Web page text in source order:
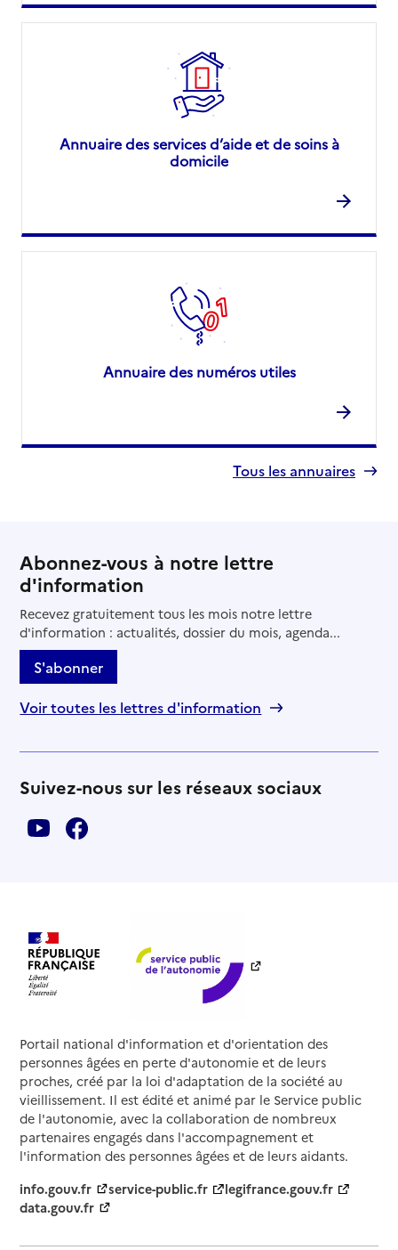
Annuaire des services d’aide et de soins à
domicile
Annuaire des numéros utiles
Tous les annuaires
Abonnez-vous à notre lettre
d'information
Recevez gratuitement tous les mois notre lettre
d'information : actualités, dossier du mois, agenda...
S'abonner
Voir toutes les lettres d'information
Suivez-nous sur les réseaux sociaux
Portail national d'information et d'orientation des
personnes âgées en perte d'autonomie et de leurs
proches, créé par la loi d'adaptation de la société au
vieillissement. Il est édité et animé par le Service public
de l'autonomie, avec la collaboration de nombreux
partenaires engagés dans l'accompagnement et
l'information des personnes âgées et de leurs aidants.
info.gouv.fr
service-public.fr
legifrance.gouv.fr
data.gouv.fr